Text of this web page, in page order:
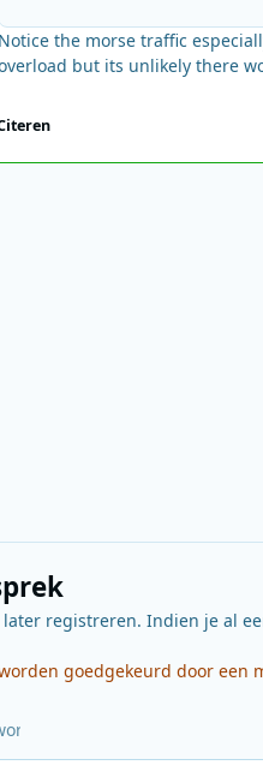
Notice the morse traffic
but its unlikely there
registreren. Indien je al
goedgekeurd door een